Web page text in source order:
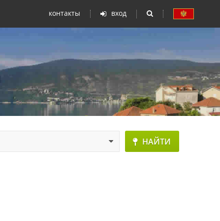
контакты вход
НАЙТИ